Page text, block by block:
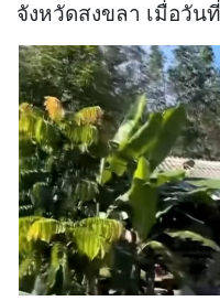
จังหวัดสงขลา เมื่อวัน